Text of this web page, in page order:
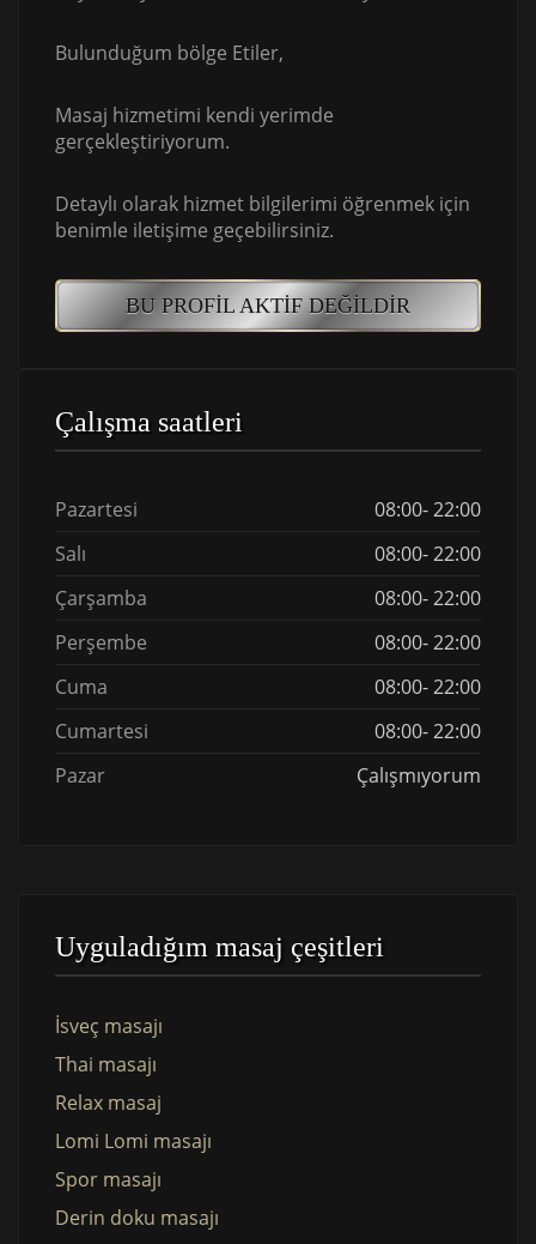
Bulunduğum bölge Etiler,
Masaj hizmetimi kendi yerimde
gerçekleştiriyorum.
Detaylı olarak hizmet bilgilerimi öğrenmek için
benimle iletişime geçebilirsiniz.
BU PROFIL AKTIF DEĞILDIR
Çalışma saatleri
Pazartesi
08:00- 22:00
Salı
08:00- 22:00
Çarşamba
08:00- 22:00
Perşembe
08:00- 22:00
Cuma
08:00- 22:00
Cumartesi
08:00- 22:00
Pazar
Çalışmıyorum
Uyguladığım masaj çeşitleri
İsveç masajı
Thai masajı
Relax masaj
Lomi Lomi masajı
Spor masajı
Derin doku masajı